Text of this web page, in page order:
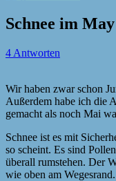
Schnee im May
4 Antworten
Wir haben zwar schon
Außerdem habe ich die
gemacht als noch Mai
Schnee ist es mit
so scheint. Es sind
überall rumstehen. Der
wie oben am Wegesrand.